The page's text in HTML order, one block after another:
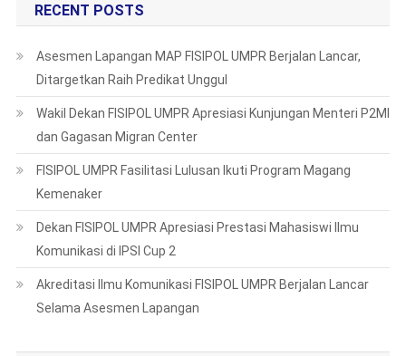
RECENT POSTS
Asesmen Lapangan MAP FISIPOL UMPR Berjalan Lancar,
Ditargetkan Raih Predikat Unggul
Wakil Dekan FISIPOL UMPR Apresiasi Kunjungan Menteri P2MI
dan Gagasan Migran Center
FISIPOL UMPR Fasilitasi Lulusan Ikuti Program Magang
Kemenaker
Dekan FISIPOL UMPR Apresiasi Prestasi Mahasiswi Ilmu
Komunikasi di IPSI Cup 2
Akreditasi Ilmu Komunikasi FISIPOL UMPR Berjalan Lancar
Selama Asesmen Lapangan